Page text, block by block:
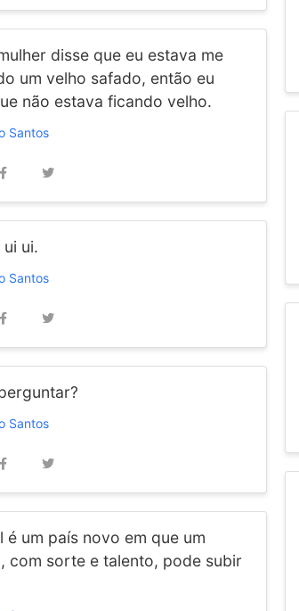
disse que eu estava me
um velho safado, então eu
não estava ficando velho.
Santos
ui ui.
Santos
Santos
é um país novo em que um
com sorte e talento, pode subir